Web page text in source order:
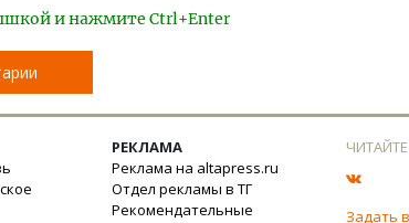
и нажмите Ctrl+Enter
РЕКЛАМА
Реклама на altapress.ru
Отдел рекламы в ТГ
Рекомендательные
Задать